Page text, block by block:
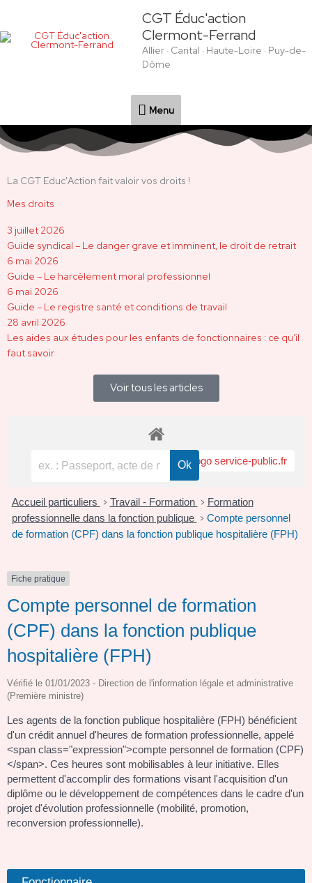
contenu
CGT Éduc'action
Clermont-Ferrand
Allier · Cantal · Haute-Loire · Puy-de-
Dôme
Menu
Menu
La CGT Educ'Action fait valoir vos droits !
Mes droits
3 juillet 2026
Guide syndical – Le danger grave et imminent, le droit de retrait
6 mai 2026
Guide – Le harcèlement moral professionnel
6 mai 2026
Guide – Le registre santé et conditions de travail
28 avril 2026
Les aides aux études pour les enfants de fonctionnaires : ce qu’il
faut savoir
Voir tous les articles
Accueil particuliers > Travail - Formation > Formation
professionnelle dans la fonction publique > Compte personnel
de formation (CPF) dans la fonction publique hospitalière (FPH)
Fiche pratique
Compte personnel de formation
(CPF) dans la fonction publique
hospitalière (FPH)
Vérifié le 01/01/2023 - Direction de l'information légale et administrative
(Première ministre)
Les agents de la fonction publique hospitalière (FPH) bénéficient
d'un crédit annuel d'heures de formation professionnelle, appelé
<span class="expression">compte personnel de formation (CPF)
</span>. Ces heures sont mobilisables à leur initiative. Elles
permettent d'accomplir des formations visant l'acquisition d'un
diplôme ou le développement de compétences dans le cadre d'un
projet d'évolution professionnelle (mobilité, promotion,
reconversion professionnelle).